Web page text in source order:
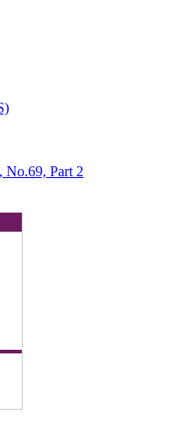
No.69, Part 2